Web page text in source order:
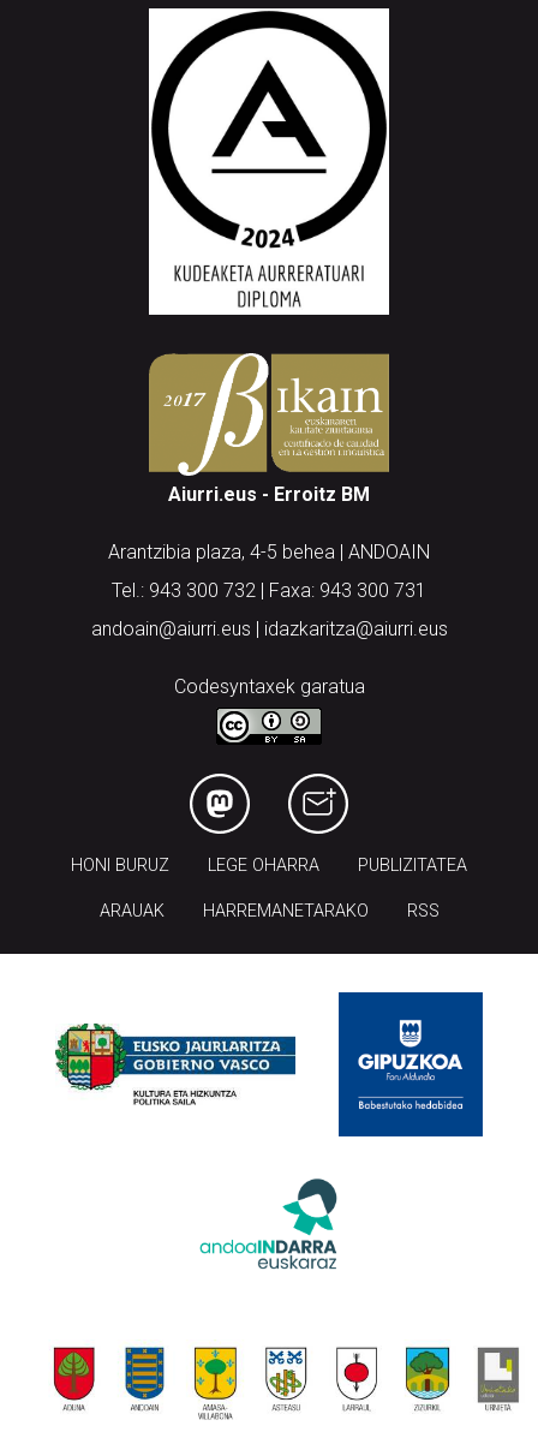
Aiurri.eus - Erroitz BM
Arantzibia plaza, 4-5 behea | ANDOAIN
Tel.: 943 300 732 | Faxa: 943 300 731
andoain@aiurri.eus | idazkaritza@aiurri.eus
Codesyntaxek garatua
HONI BURUZ LEGE OHARRA PUBLIZITATEA
ARAUAK HARREMANETARAKO RSS